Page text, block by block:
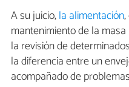
A su juicio,la alimentación,
mantenimiento de la
la revisión de
la diferencia entre un
acompañado de